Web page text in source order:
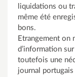
liquidations ou
même été
bons.
Etrangement on
d’information
toutefois une
journal